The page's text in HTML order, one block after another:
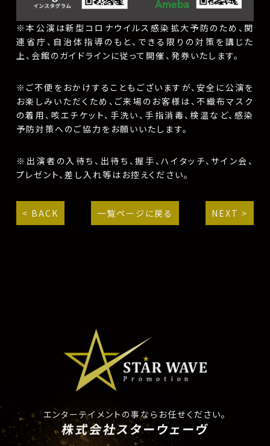
※本公演は新型コロナウイルス感染拡大予防のため、関
連省庁、自治体指導のもと、できる限りの対策を講じた
上、会館のガイドラインに従って開催、発券いたします。
※ご不便をおかけすることもございますが、安全に公演を
お楽しみいただくため、ご来場のお客様は、不織布マスク
の着用、咳エチケット、手洗い、手指消毒、検温など、感染
予防対策へのご協力をお願いいたします。
※出演者の入待ち、出待ち、握手、ハイタッチ、サイン会、
プレゼント、差し入れ等はお控えください。
< BACK 一覧ページに戻る NEXT >
エンターテイメントの事ならお任せください。
株式会社スターウェーヴ